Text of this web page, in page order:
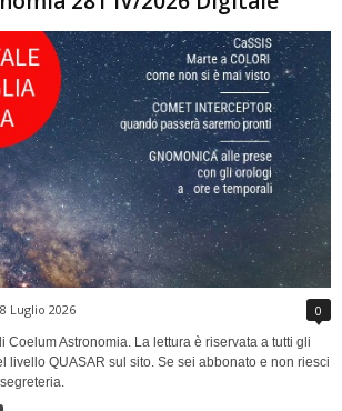
Luglio 2026 0
Coelum Astronomia. La lettura è riservata a tutti gli
livello QUASAR sul sito. Se sei abbonato e non riesci